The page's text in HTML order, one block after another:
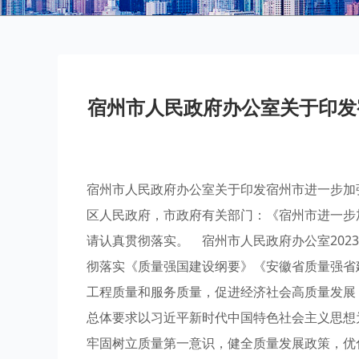
宿州市人民政府办公室关于印
宿州市人民政府办公室关于印发宿州市进一步
区人民政府，市政府有关部门：《宿州市进一
请认真贯彻落实。 宿州市人民政府办公室
彻落实《质量强国建设纲要》《安徽省质量强
工程质量和服务质量，促进经济社会高质量发
总体要求以习近平新时代中国特色社会主义思
牢固树立质量第一意识，健全质量发展政策，